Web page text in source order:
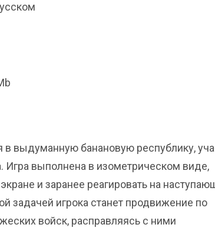
в выдуманную банановую республику,
Игра выполнена в изометрическом виде,
и заранее реагировать на
задачей игрока станет продвижение по
войск, расправляясь с ними